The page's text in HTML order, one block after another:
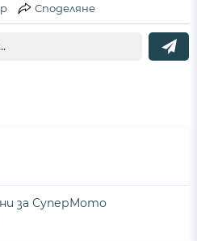
Споделяне
за СуперМото